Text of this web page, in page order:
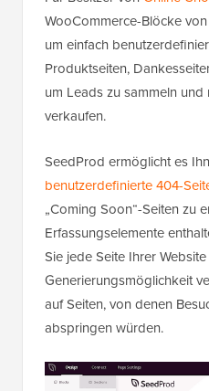
WooCommerce-Blöcke
um einfach
Produktseiten,
um Leads zu sammeln
verkaufen.
SeedProd ermöglicht es
benutzerdefinierte 404-
„Coming Soon“-Seiten zu
Erfassungselemente
Sie jede Seite Ihrer
Generierungsmöglichkeit
auf Seiten, von denen
abspringen würden.